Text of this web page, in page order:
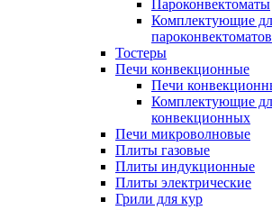
Пароконвектоматы
Комплектующие
пароконвектоматов
Тостеры
Печи конвекционные
Печи
Комплектующие
конвекционных
Печи микроволновые
Плиты газовые
Плиты индукционные
Плиты электрические
Грили для кур